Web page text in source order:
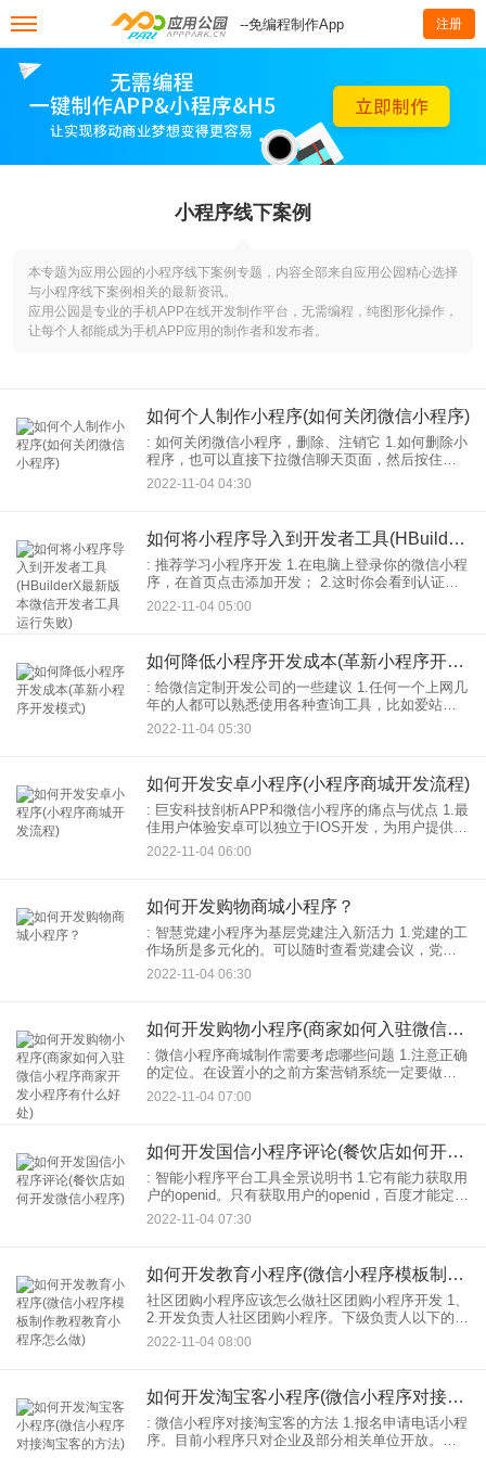
--免编程制作App 注册
小程序线下案例
本专题为应用公园的小程序线下案例专题，内容全部来自应用公园精心选择
与小程序线下案例相关的最新资讯。
应用公园是专业的手机APP在线开发制作平台，无需编程，纯图形化操作，
让每个人都能成为手机APP应用的制作者和发布者。
如何个人制作小程序(如何关闭微信小程序)
: 如何关闭微信小程序，删除、注销它 1.如何删除小
程序，也可以直接下拉微信聊天页面，然后按住要
删除的小程序，拖动到删除位置。 2.如何关闭微信
小程序。关闭小程序页面非常简单。当你使用一个
2022-11-04 04:30
如何将小程序导入到开发者工具(HBuilderX最新版本微信开发者工具运行失败)
: 推荐学习小程序开发 1.在电脑上登录你的微信小程
序，在首页点击添加开发； 2.这时你会看到认证经
理的信息，默认是开发之一，点击箭头指示的倒三
角； 3.然后点击添加会员，如图，最多可以
2022-11-04 05:00
如何降低小程序开发成本(革新小程序开发模式)
: 给微信定制开发公司的一些建议 1.任何一个上网几
年的人都可以熟悉使用各种查询工具，比如爱站，
ASO查询平台等。很多人觉得这样做平台是用来积
累流量赚广告费的，但实际上广告费只占他们收入
2022-11-04 05:30
如何开发安卓小程序(小程序商城开发流程)
: 巨安科技剖析APP和微信小程序的痛点与优点 1.最
佳用户体验安卓可以独立于IOS开发，为用户提供不
同的双向体验平台；能提供最优质的用户界面，能
更好的与移动硬件底层互动，提供更好的用户体
2022-11-04 06:00
如何开发购物商城小程序？
: 智慧党建小程序为基层党建注入新活力 1.党建的工
作场所是多元化的。可以随时查看党建会议，党建
论坛，党建活动，发表自己的看法。可以不再拘泥
于传统的党建工作形式，可以通过党建参与本单位
2022-11-04 06:30
如何开发购物小程序(商家如何入驻微信小程序商家开发小程序有什么好处)
: 微信小程序商城制作需要考虑哪些问题 1.注意正确
的定位。在设置小的之前方案营销系统一定要做好
规划和正确定位，明确小的用什么产品方案购物系
统及其操作。否则小程序制定后，我们就找不到关
2022-11-04 07:00
如何开发国信小程序评论(餐饮店如何开发微信小程序)
: 智能小程序平台工具全景说明书 1.它有能力获取用
户的openid。只有获取用户的openid，百度才能定位
用户推送消息。 2.有自己的评论/赞系统并将评论对
2022-11-04 07:30
如何开发教育小程序(微信小程序模板制作教程教育小程序怎么做)
社区团购小程序应该怎么做社区团购小程序开发 1、
2.开发负责人社区团购小程序。下级负责人以下的会
员，购买产品时会奖励一个平推。 3.怎么做社区电
商小程序？有社区电商小程序开发制作。请咨
2022-11-04 08:00
如何开发淘宝客小程序(微信小程序对接淘宝客的方法)
: 微信小程序对接淘宝客的方法 1.报名申请电话小程
序。目前小程序只对企业及部分相关单位开放。个